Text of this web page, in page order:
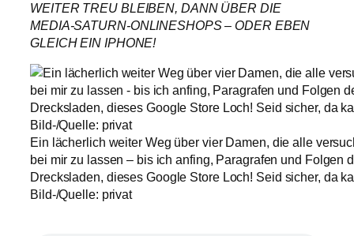
WEITER TREU BLEIBEN, DANN ÜBER DIE
MEDIA-SATURN-ONLINESHOPS – ODER EBEN
GLEICH EIN IPHONE!
Ein lächerlich weiter Weg über vier Damen, die alle
bei mir zu lassen – bis ich anfing, Paragrafen und Folgen
Drecksladen, dieses Google Store Loch! Seid sicher, da
Bild-/Quelle: privat